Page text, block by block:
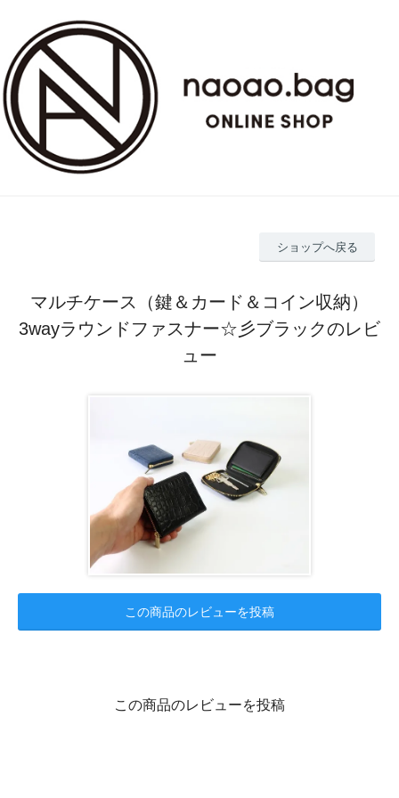
ショップへ戻る
マルチケース（鍵＆カード＆コイン収納）
3wayラウンドファスナー☆彡ブラックのレビ
ュー
この商品のレビューを投稿
この商品のレビューを投稿